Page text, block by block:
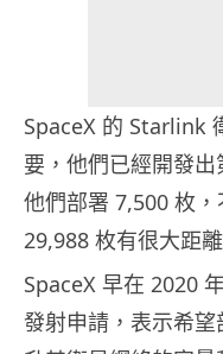
SpaceX 的 Starlink
要，他們已經開發出
他們部署 7,500 枚
29,988 枚有很大距離
SpaceX 早在 2020
發射申請，表示希